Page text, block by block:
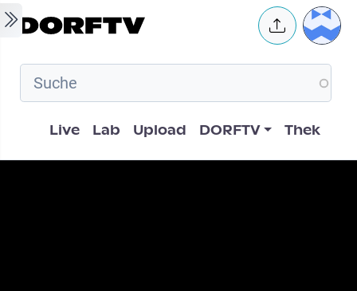
Skip to main content User
Hauptnavigation
Live Lab Upload DORFTV Thek